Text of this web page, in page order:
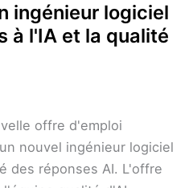
ingénieur logiciel
à l'IA et la qualité
offre d'emploi
nouvel ingénieur logiciel
des réponses AI. L'offre